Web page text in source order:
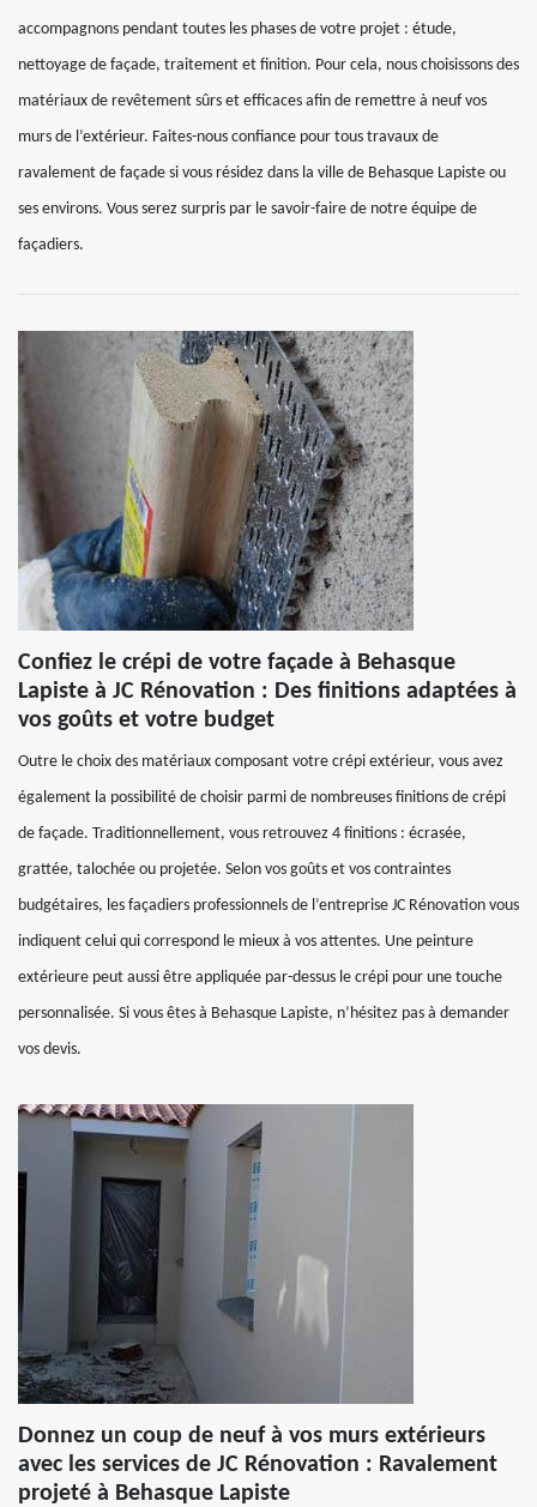
accompagnons pendant toutes les phases de votre projet : étude,
nettoyage de façade, traitement et finition. Pour cela, nous choisissons des
matériaux de revêtement sûrs et efficaces afin de remettre à neuf vos
murs de l’extérieur. Faites-nous confiance pour tous travaux de
ravalement de façade si vous résidez dans la ville de Behasque Lapiste ou
ses environs. Vous serez surpris par le savoir-faire de notre équipe de
façadiers.
Confiez le crépi de votre façade à Behasque
Lapiste à JC Rénovation : Des finitions adaptées à
vos goûts et votre budget
Outre le choix des matériaux composant votre crépi extérieur, vous avez
également la possibilité de choisir parmi de nombreuses finitions de crépi
de façade. Traditionnellement, vous retrouvez 4 finitions : écrasée,
grattée, talochée ou projetée. Selon vos goûts et vos contraintes
budgétaires, les façadiers professionnels de l’entreprise JC Rénovation vous
indiquent celui qui correspond le mieux à vos attentes. Une peinture
extérieure peut aussi être appliquée par-dessus le crépi pour une touche
personnalisée. Si vous êtes à Behasque Lapiste, n’hésitez pas à demander
vos devis.
Donnez un coup de neuf à vos murs extérieurs
avec les services de JC Rénovation : Ravalement
projeté à Behasque Lapiste